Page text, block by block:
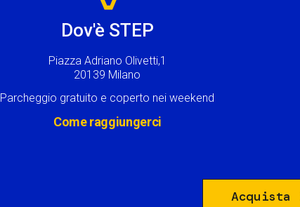
Dov'è STEP
Piazza Adriano Olivetti,1
20139 Milano
Parcheggio gratuito e coperto nei weekend
Come raggiungerci